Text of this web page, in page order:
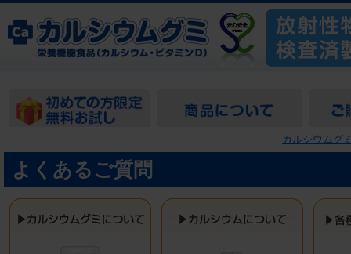
カルシウムグ
よくあるご質問